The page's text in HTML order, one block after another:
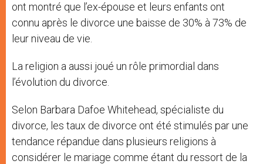
ont montré que l’ex-épouse et leurs enfants ont
connu après le divorce une baisse de 30% à 73% de
leur niveau de vie.
La religion a aussi joué un rôle primordial dans
l’évolution du divorce.
Selon Barbara Dafoe Whitehead, spécialiste du
divorce, les taux de divorce ont été stimulés par une
tendance répandue dans plusieurs religions à
considérer le mariage comme étant du ressort de la